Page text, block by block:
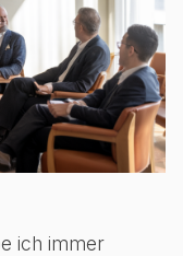
ich immer